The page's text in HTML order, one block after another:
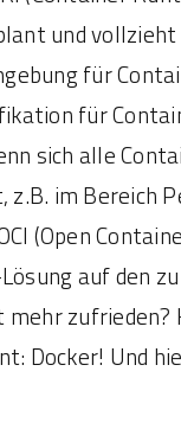
und
für
für
sich alle
im
(Open
auf den
Docker! Und